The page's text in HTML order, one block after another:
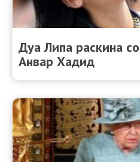
Дуа Липа раскина
Анвар Хадид